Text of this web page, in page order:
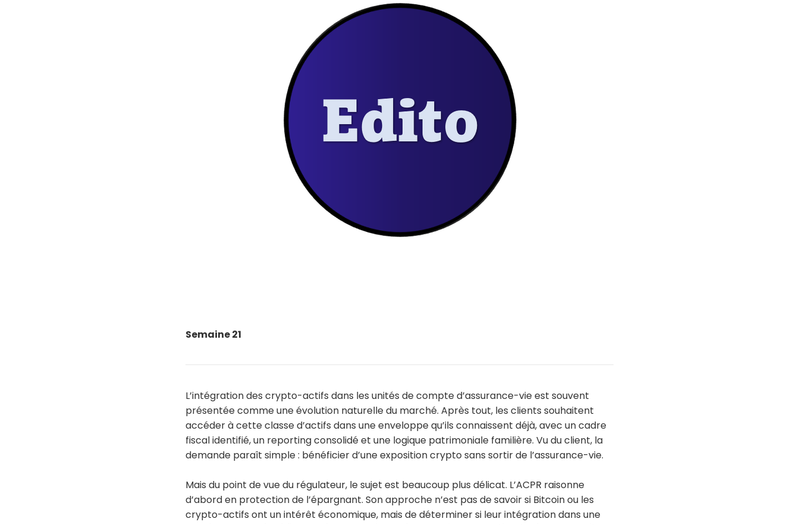
Semaine 21
L’intégration des crypto-actifs dans les unités de compte d’assurance-vie est souvent
présentée comme une évolution naturelle du marché. Après tout, les clients souhaitent
accéder à cette classe d’actifs dans une enveloppe qu’ils connaissent déjà, avec un cadre
fiscal identifié, un reporting consolidé et une logique patrimoniale familière. Vu du client, la
demande paraît simple : bénéficier d’une exposition crypto sans sortir de l’assurance-vie.
Mais du point de vue du régulateur, le sujet est beaucoup plus délicat. L’ACPR raisonne
d’abord en protection de l’épargnant. Son approche n’est pas de savoir si Bitcoin ou les
crypto-actifs ont un intérêt économique, mais de déterminer si leur intégration dans une